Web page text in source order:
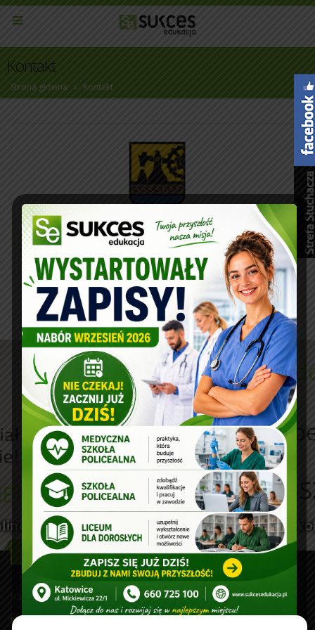
Kontakt
Strona główna » Kontakt
Oddział Katowice
Bądźmy w kontakcie!
Katowice
Mickiewicza 22/1, 40-092 Katowice